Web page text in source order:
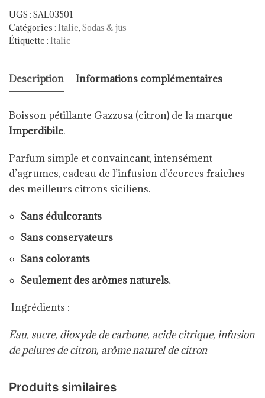
UGS : SAL03501
Catégories : Italie, Sodas & jus
Étiquette : Italie
Description Informations complémentaires
Boisson pétillante Gazzosa (citron) de la marque
Imperdibile.
Parfum simple et convaincant, intensément
d’agrumes, cadeau de l’infusion d’écorces fraîches
des meilleurs citrons siciliens.
Sans édulcorants
Sans conservateurs
Sans colorants
Seulement des arômes naturels.
Ingrédients :
Eau, sucre, dioxyde decarbone, acide citrique, infusion
depelures de citron, arôme naturel de citron
Produits similaires